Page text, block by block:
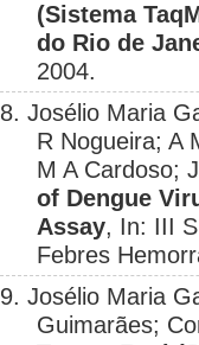
(Sistema
do Rio de
2004.
8. Josélio Maria
R Nogueira; A
M A Cardoso;
of Dengue
Assay, In: III
Febres
9. Josélio Maria
Guimarães;